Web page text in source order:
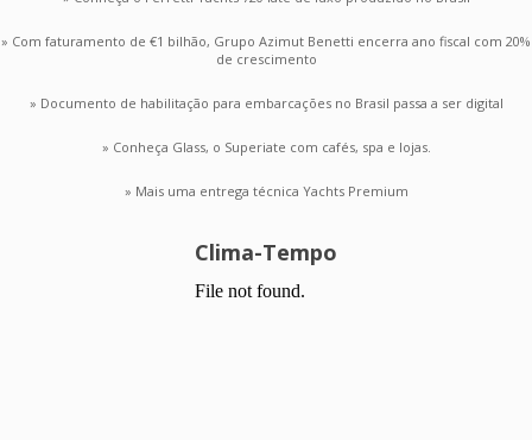
» Com faturamento de €1 bilhão, Grupo Azimut Benetti encerra ano fiscal com 20%
de crescimento
» Documento de habilitação para embarcações no Brasil passa a ser digital
» Conheça Glass, o Superiate com cafés, spa e lojas.
» Mais uma entrega técnica Yachts Premium
Clima-Tempo